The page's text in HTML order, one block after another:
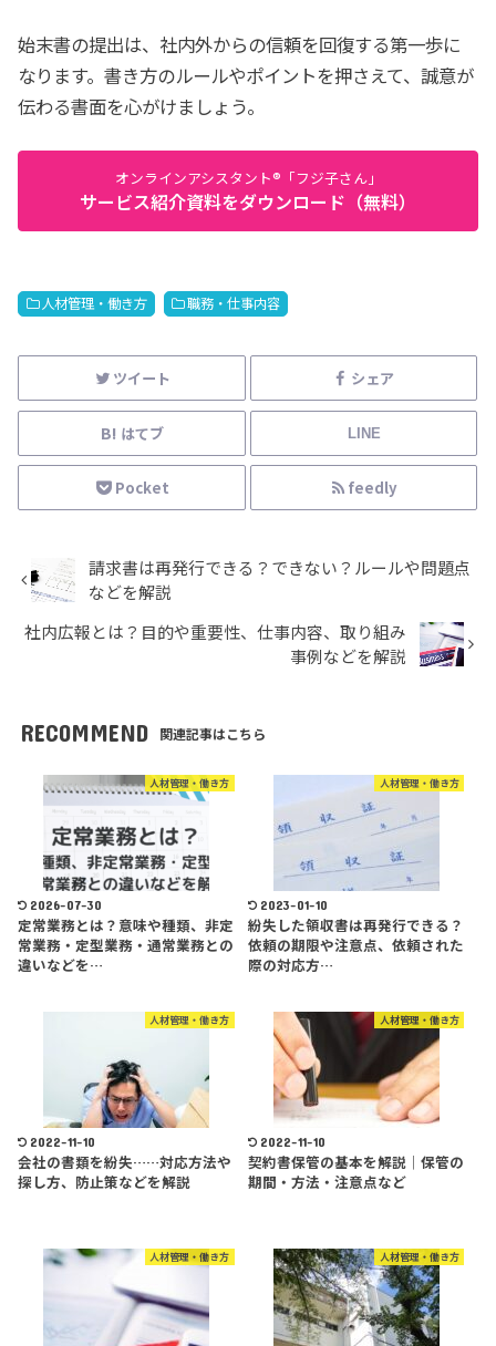
始末書の提出は、社内外からの信頼を回復する第一歩に
なります。書き方のルールやポイントを押さえて、誠意が
伝わる書面を心がけましょう。
オンラインアシスタント®「フジ子さん」
サービス紹介資料をダウンロード（無料）
人材管理・働き方 職務・仕事内容
ツイート シェア
はてブ LINE
Pocket feedly
請求書は再発行できる？できない？ルールや問題点
などを解説
社内広報とは？目的や重要性、仕事内容、取り組み
事例などを解説
RECOMMEND 関連記事はこちら
人材管理・働き方
2026-07-30
定常業務とは？意味や種類、非定
常業務・定型業務・通常業務との
違いなどを…
人材管理・働き方
2023-01-10
紛失した領収書は再発行できる？
依頼の期限や注意点、依頼された
際の対応方…
人材管理・働き方
2022-11-10
会社の書類を紛失……対応方法や
探し方、防止策などを解説
人材管理・働き方
2022-11-10
契約書保管の基本を解説│保管の
期間・方法・注意点など
人材管理・働き方 人材管理・働き方